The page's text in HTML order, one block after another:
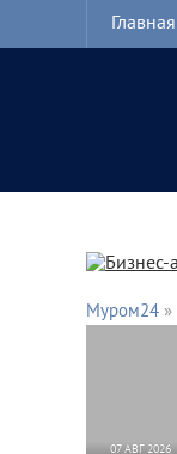
Главная
Муром24 »
07 АВГ 2026